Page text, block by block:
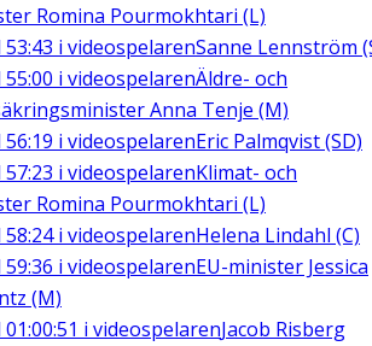
Romina Pourmokhtari (L)
53:43 i videospelarenSanne Lennström
55:00 i videospelarenÄldre- och
Anna Tenje (M)
56:19 i videospelarenEric Palmqvist (SD)
57:23 i videospelarenKlimat- och
Romina Pourmokhtari (L)
58:24i videospelarenHelena Lindahl (C)
59:36 i videospelarenEU-minister Jessica
(M)
01:00:51 i videospelarenJacob Risberg